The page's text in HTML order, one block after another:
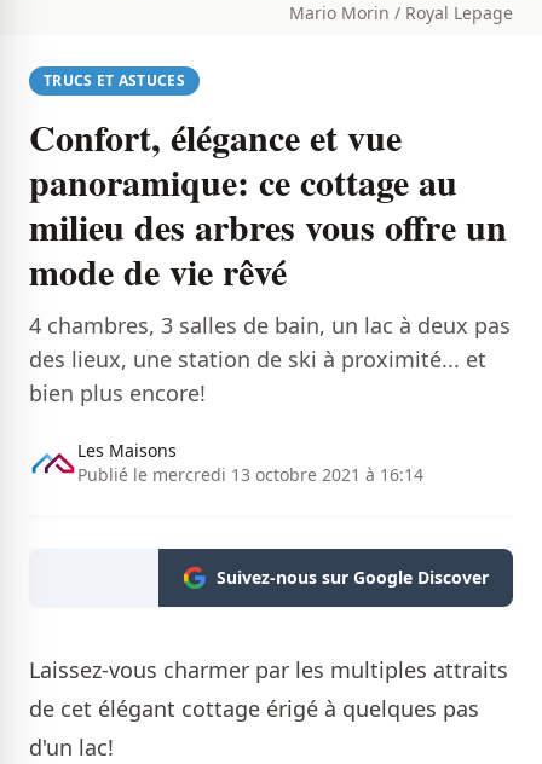
Mario Morin / Royal Lepage
TRUCS ET ASTUCES
Confort, élégance et vue
panoramique: ce cottage au
milieu des arbres vous offre un
mode de vie rêvé
4 chambres, 3 salles de bain, un lac à deux pas
des lieux, une station de ski à proximité... et
bien plus encore!
Les Maisons
Publié le mercredi 13 octobre 2021 à 16:14
Suivez-nous sur Google Discover
Laissez-vous charmer par les multiples attraits
de cet élégant cottage érigé à quelques pas
d'un lac!